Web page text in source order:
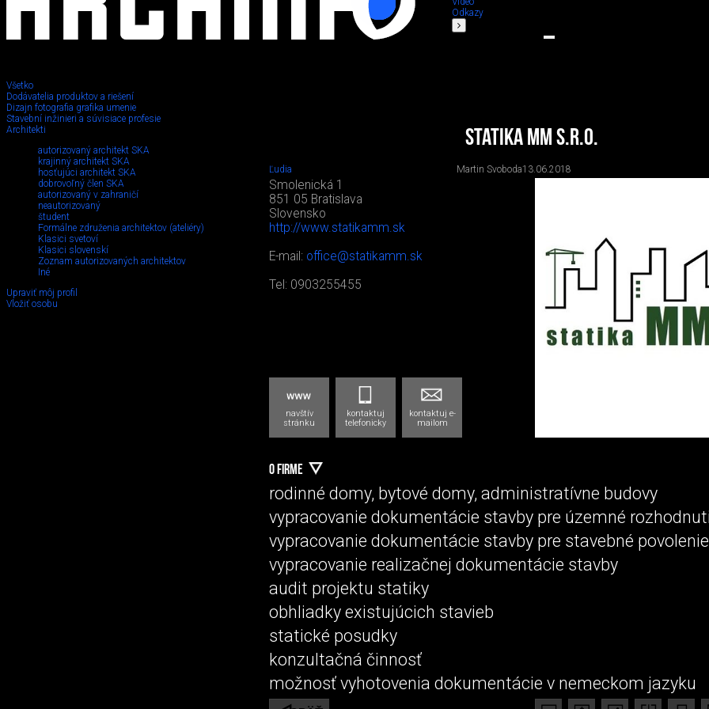
Odkazy
Všetko
Dodávatelia produktov a riešení
Dizajn fotografia grafika umenie
Stavební inžinieri a súvisiace profesie
Architekti
autorizovaný architekt SKA
krajinný architekt SKA
hosťujúci architekt SKA
dobrovoľný člen SKA
autorizovaný v zahraničí
neautorizovaný
študent
Formálne združenia architektov (ateliéry)
Klasici svetoví
Klasici slovenskí
Zoznam autorizovaných architektov
Iné
Upraviť môj profil
Vložiť osobu
statika MM s.r.o.
Ľudia Martin Svoboda13.06.2018
Smolenická 1
851 05 Bratislava
Slovensko
http://www.statikamm.sk
E-mail: office@statikamm.sk
Tel: 0903255455
navštív
stránku
kontaktuj
telefonicky
kontaktuj e-
mailom
O FIRME
rodinné domy, bytové domy, administratívne budovy
vypracovanie dokumentácie stavby pre územné
vypracovanie dokumentácie stavby pre stavebné povolenie
vypracovanie realizačnej dokumentácie stavby
audit projektu statiky
obhliadky existujúcich stavieb
statické posudky
konzultačná činnosť
možnosť vyhotovenia dokumentácie v nemeckom jazyku